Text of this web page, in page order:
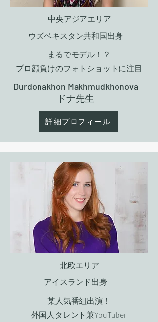
中央アジアエリア
ウズベキスタン共和国出身
まるでモデル！？
​プロ顔負けのフォトショットに注目
Durdonakhon Makhmudkhonova
​ドナ先生
詳細プロフィール
北欧エリア
アイスランド出身
某人気番組出演！
​外国人タレント兼YouTuber